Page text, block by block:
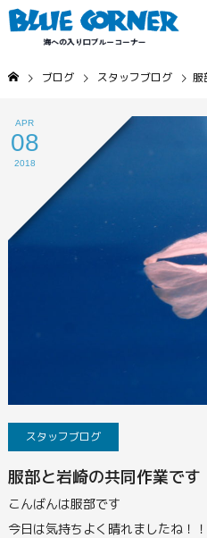
ブログ スタッフブログ 服
APR
08
2018
スタッフブログ
服部と岩崎の共同作業です
こんばんは服部です
今日は気持ちよく晴れましたね！！